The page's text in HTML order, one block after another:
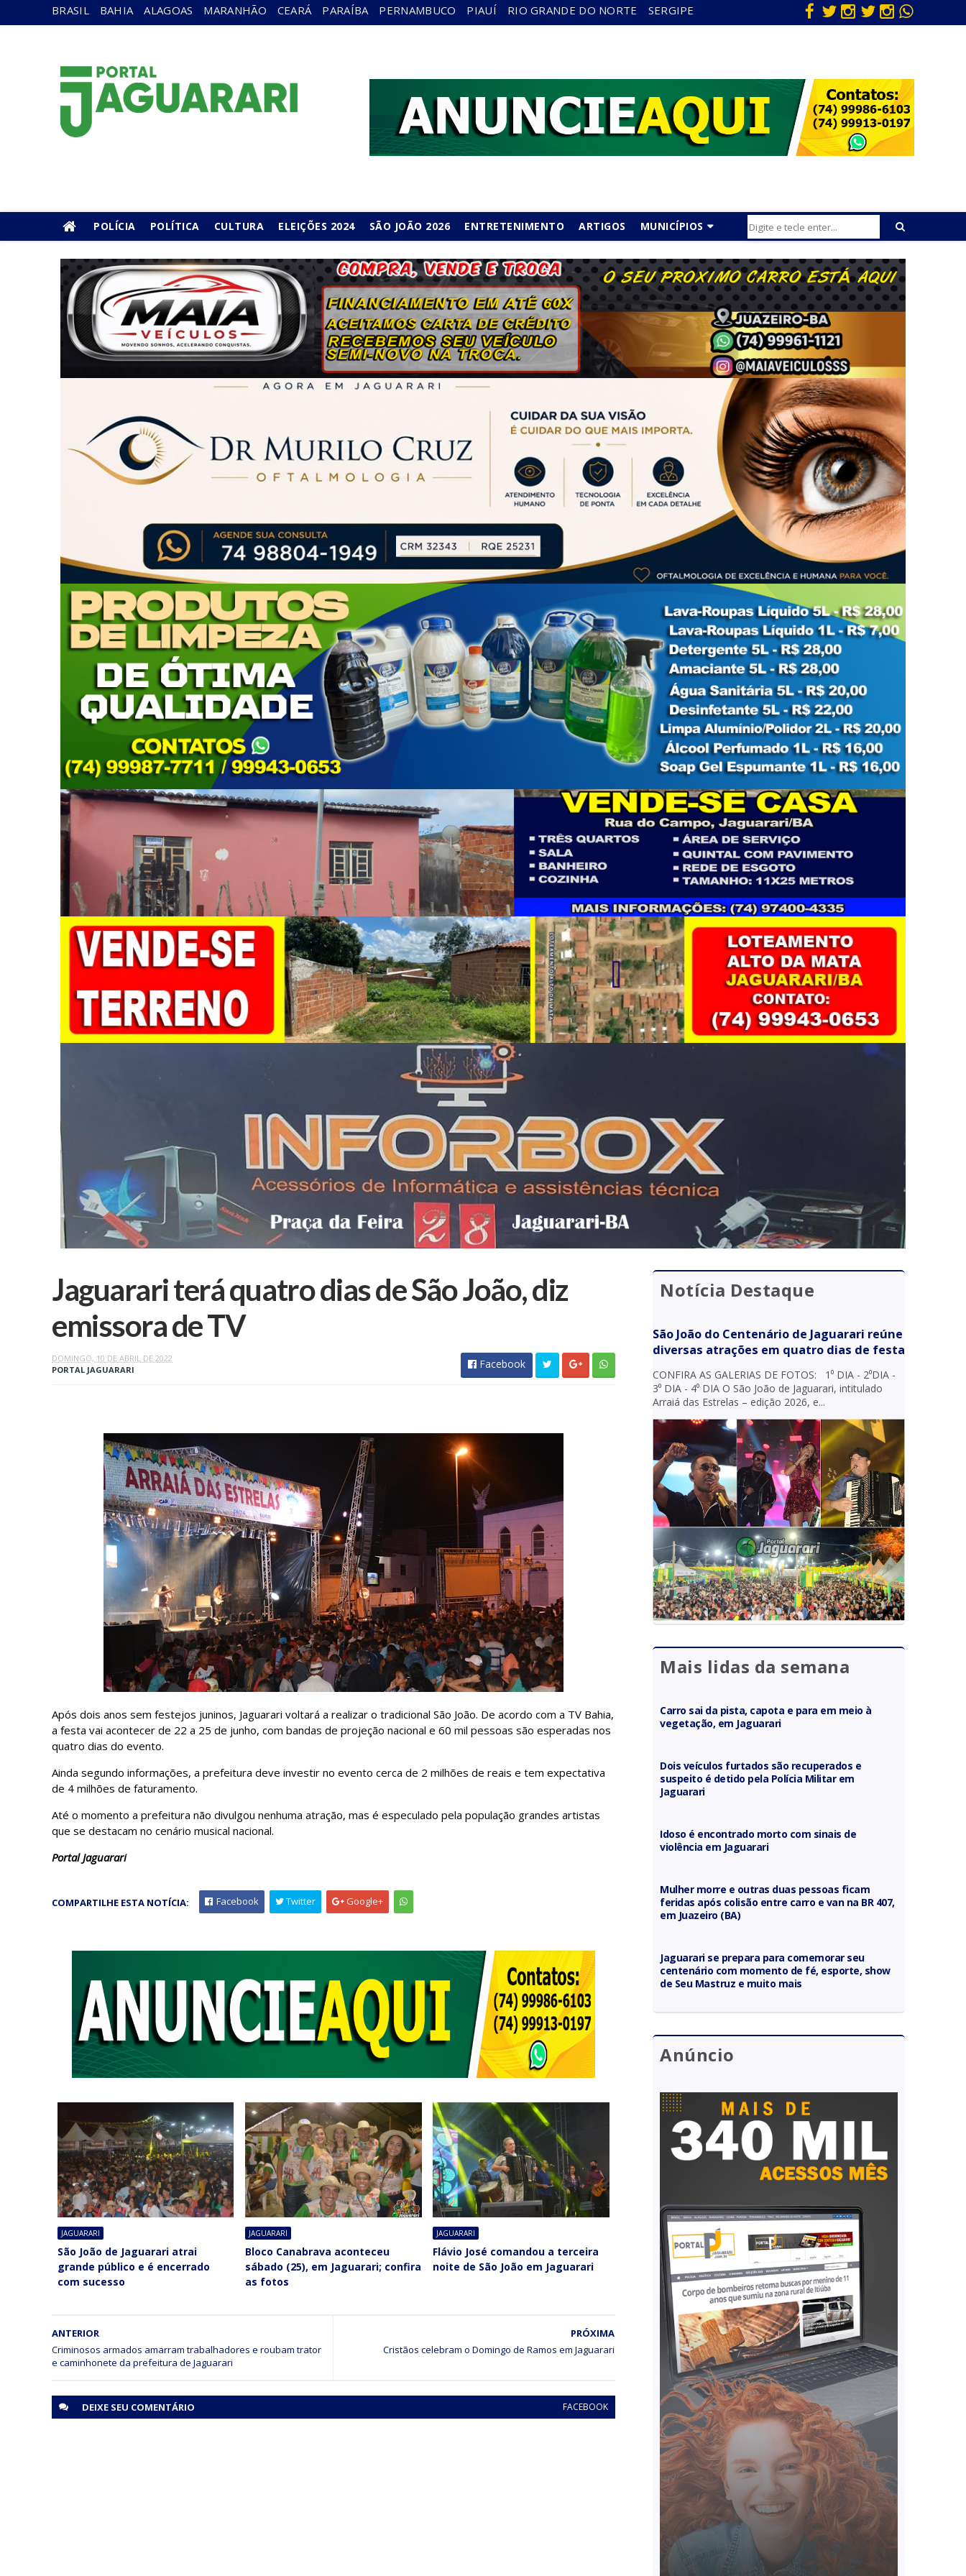
BRASIL BAHIA ALAGOAS MARANHÃO CEARÁ PARAÍBA PERNAMBUCO PIAUÍ RIO GRANDE DO NORTE SERGIPE
POLÍCIA POLÍTICA CULTURA ELEIÇÕES 2024 SÃO JOÃO 2026 ENTRETENIMENTO ARTIGOS MUNICÍPIOS
Jaguarari terá quatro dias de São João, diz
emissora de TV
DOMINGO, 10 DE ABRIL DE 2022
PORTAL JAGUARARI
Facebook
Após dois anos sem festejos juninos, Jaguarari voltará a realizar o tradicional São João. De acordo com a TV Bahia,
a festa vai acontecer de 22 a 25 de junho, com bandas de projeção nacional e 60 mil pessoas são esperadas nos
quatro dias do evento.
Ainda segundo informações, a prefeitura deve investir no evento cerca de 2 milhões de reais e tem expectativa
de 4 milhões de faturamento.
Até o momento a prefeitura não divulgou nenhuma atração, mas é especulado pela população grandes artistas
que se destacam no cenário musical nacional.
Portal Jaguarari
COMPARTILHE ESTA NOTÍCIA: Facebook Twitter Google+
JAGUARARI
São João de Jaguarari atrai
grande público e é encerrado
com sucesso
JAGUARARI
Bloco Canabrava aconteceu
sábado (25), em Jaguarari; confira
as fotos
JAGUARARI
Flávio José comandou a terceira
noite de São João em Jaguarari
PRÓXIMA
Cristãos celebram o Domingo de Ramos em Jaguarari
ANTERIOR
Criminosos armados amarram trabalhadores e roubam trator
e caminhonete da prefeitura de Jaguarari
DEIXE SEU COMENTÁRIO FACEBOOK
Notícia Destaque
São João do Centenário de Jaguarari reúne
diversas atrações em quatro dias de festa
CONFIRA AS GALERIAS DE FOTOS: 1⁰ DIA - 2⁰DIA -
3⁰ DIA - 4⁰ DIA O São João de Jaguarari, intitulado
Arraiá das Estrelas – edição 2026, e...
Mais lidas da semana
Carro sai da pista, capota e para em meio à
vegetação, em Jaguarari
Dois veículos furtados são recuperados e
suspeito é detido pela Polícia Militar em
Jaguarari
Idoso é encontrado morto com sinais de
violência em Jaguarari
Mulher morre e outras duas pessoas ficam
feridas após colisão entre carro e van na BR 407,
em Juazeiro (BA)
Jaguarari se prepara para comemorar seu
centenário com momento de fé, esporte, show
de Seu Mastruz e muito mais
Anúncio